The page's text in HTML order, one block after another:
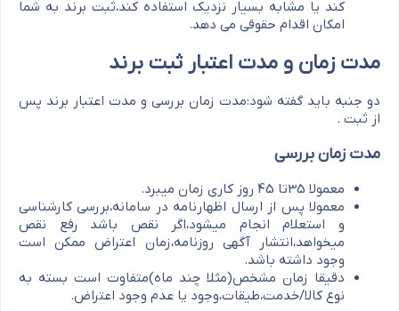
کند یا مشابه بسیار نزدیک استفاده کند،ثبت برند به شما
امکان اقدام حقوقی می دهد.
مدت زمان و مدت اعتبار ثبت برند
دو جنبه باید گفته شود:مدت زمان بررسی و مدت اعتبار برند پس
از ثبت .
مدت زمان بررسی
معمولا 35تا 45 روز کاری زمان میبرد.
معمولا پس از ارسال اظهارنامه در سامانه،بررسی کارشناسی
و استعلام انجام میشود،اگر نقص باشد رفع نقص
میخواهد،انتشار آگهی روزنامه،زمان اعتراض ممکن است
وجود داشته باشد.
دقیقا زمان مشخص(مثلا چند ماه)متفاوت است بسته به
نوع کالا/خدمت،طیقات،وجود یا عدم وجود اعتراض.